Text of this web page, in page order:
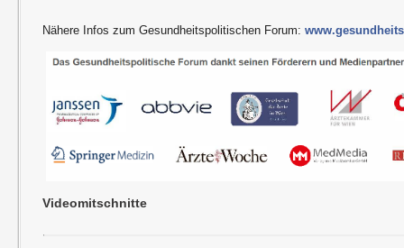
Nähere Infos zum Gesundheitspolitischen Forum:
Videomitschnitte